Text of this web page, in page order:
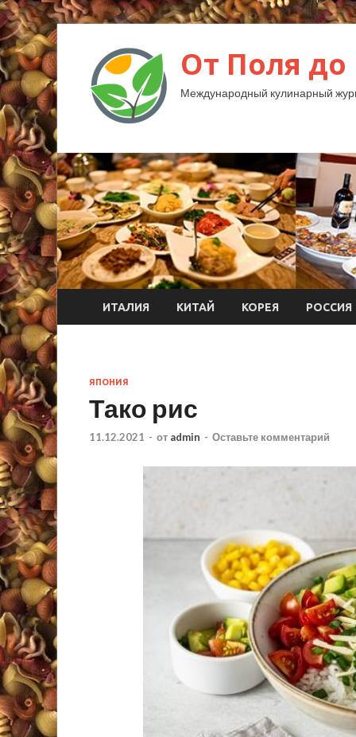
От Поля
Международный кулинарный
ИТАЛИЯ КИТАЙ КОРЕЯ РОССИЯ
ЯПОНИЯ
Тако рис
11.12.2021 - от admin - Оставьте комментарий